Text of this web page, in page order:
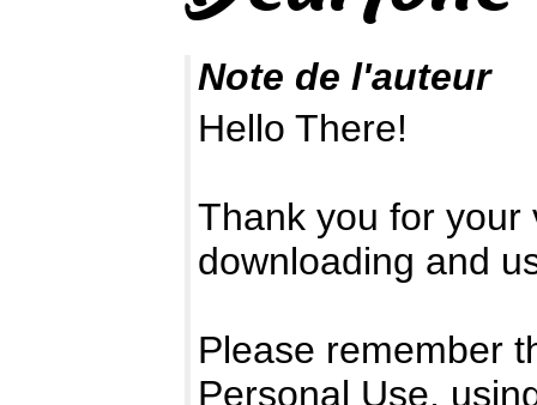
Note de l'auteur
Hello There!
Thank you for your
downloading and
Please remember
Personal Use,